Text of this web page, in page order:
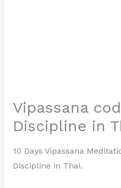
Vipassana
Discipline in
10 Days Vipassana
Discipline in Thai.